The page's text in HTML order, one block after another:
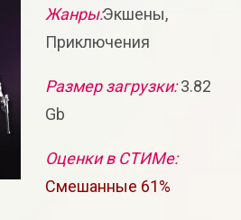
Жанры:Экшены,
Приключения
Размер загрузки:3.82
Gb
Оценки в СТИМе:
Смешанные 61%